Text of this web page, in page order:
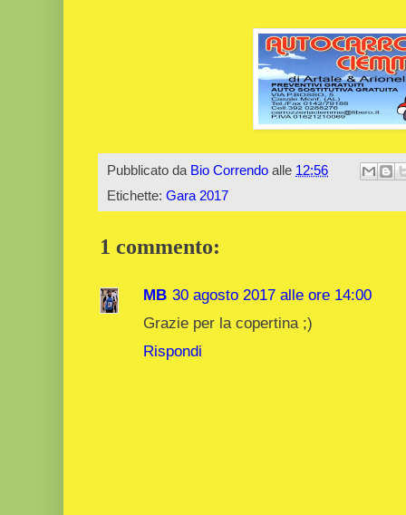
Pubblicato da Bio Correndo alle 12:56
Etichette: Gara 2017
1 commento:
MB 30 agosto 2017 alle ore 14:00
Grazie per la copertina ;)
Rispondi